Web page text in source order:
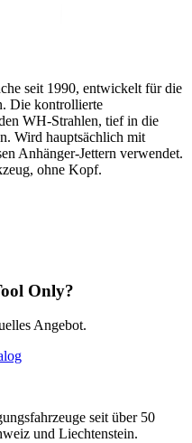
seit 1990, entwickelt für die
Die kontrollierte
WH-Strahlen, tief in die
Wird hauptsächlich mit
Anhänger-Jettern verwendet.
ohne Kopf.
Only?
Angebot.
seit über 50
und Liechtenstein.